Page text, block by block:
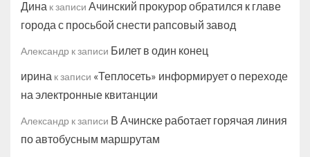
Дина к записи Ачинский прокурор обратился к главе
города с просьбой снести рапсовый завод
Александр к записи Билет в один конец
ирина к записи «Теплосеть» информирует о переходе
на электронные квитанции
Александр к записи В Ачинске работает горячая линия
по автобусным маршрутам